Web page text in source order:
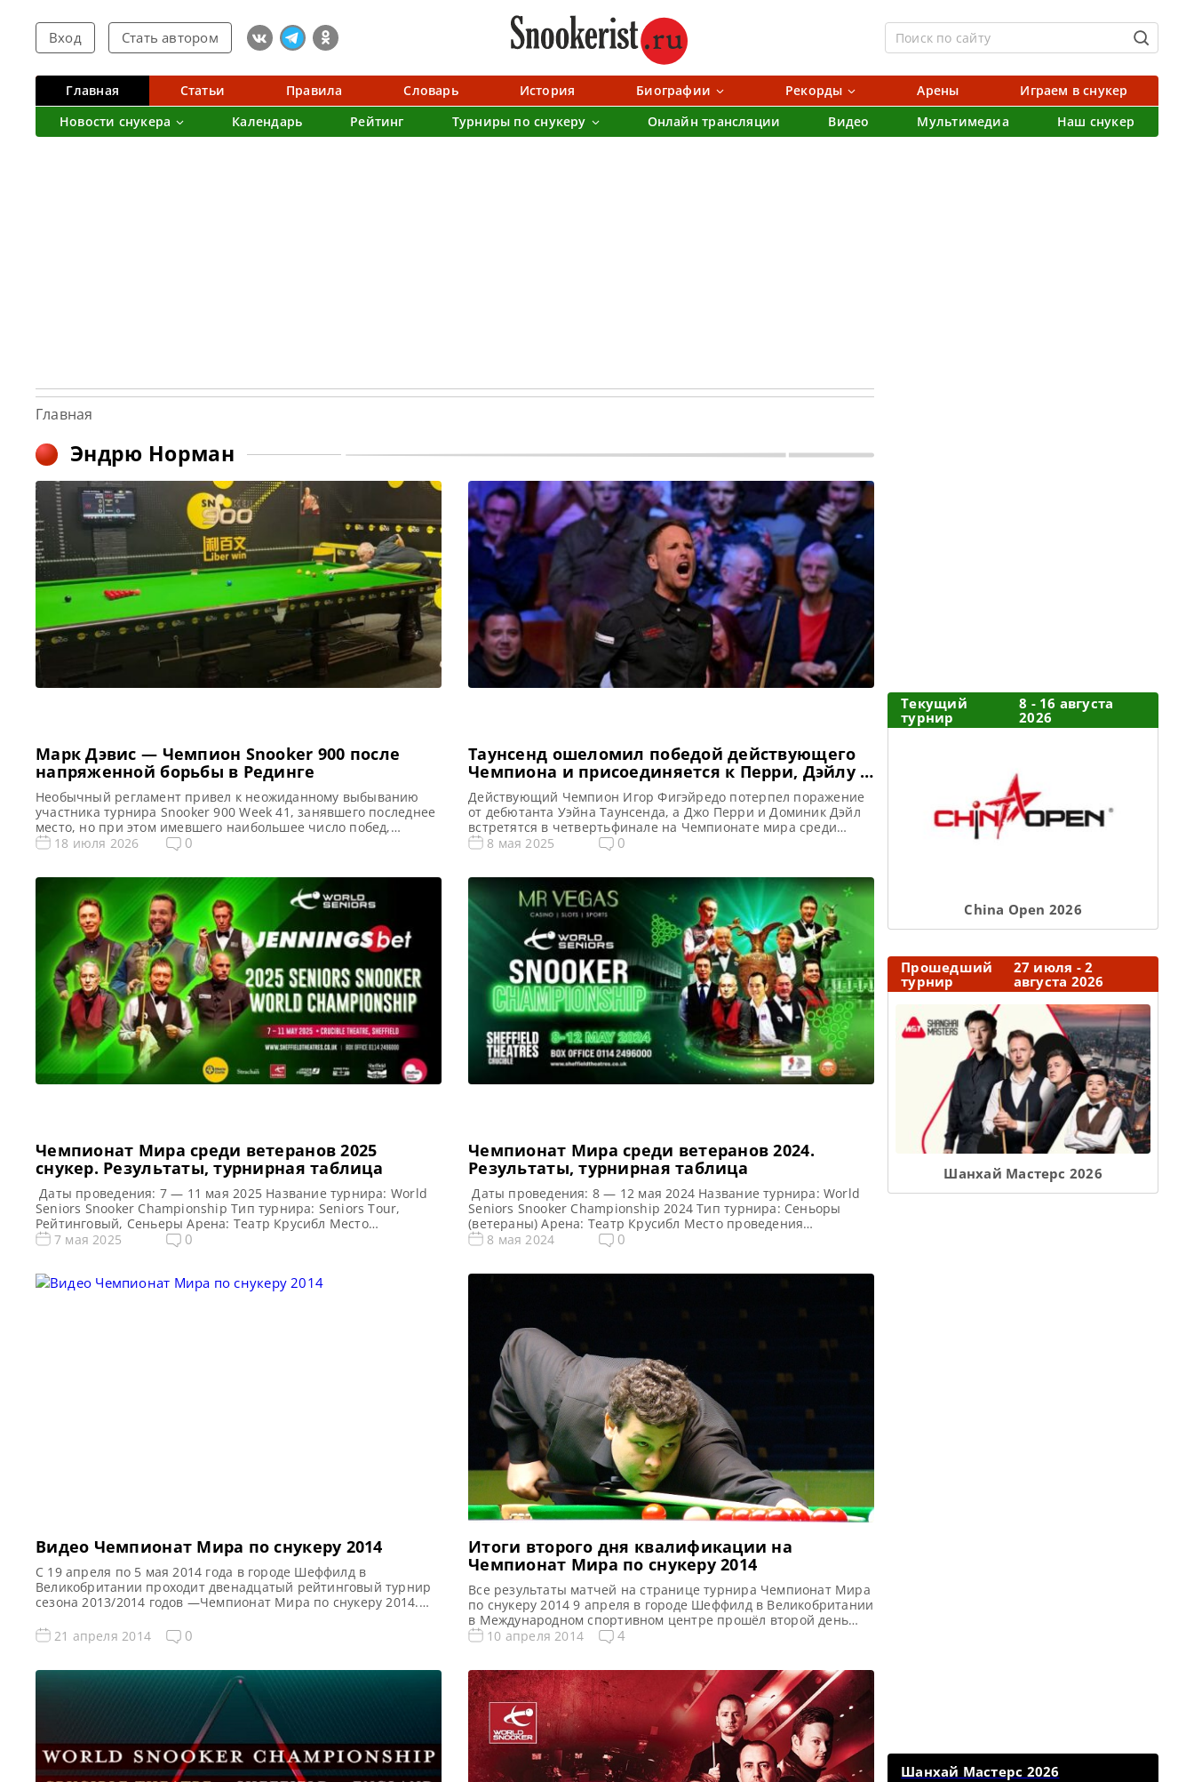
Вход Стать автором
Главная Статьи Правила Словарь История Биографии Рекорды Арены
Играем в снукер
Новости снукера
Календарь Рейтинг Турниры по снукеру Онлайн трансляции Видео Мультимедиа Наш снукер
Главная
Эндрю Норман
Марк Дэвис — Чемпион Snooker 900 после
напряженной борьбы в Рединге
Необычный регламент привел к неожиданному выбыванию
участника турнира Snooker 900 Week 41, занявшего последнее
место, но при этом имевшего наибольшее число побед,
сообщает totallysnookered Бывший Чемпион мира среди
странным завершением группового этапа, когда все пять
участников набрали одинаковое […]
18 июля 2026 0
Таунсенд ошеломил победой действующего
Чемпиона и присоединяется к Перри, Дэйлу и
Канавану в четвертьфинале
Действующий Чемпион Игор Фигэйредо потерпел поражение
от дебютанта Уэйна Таунсенда, а Джо Перри и Доминик Дэйл
встретятся в четвертьфинале на Чемпионате мира среди
ветеранов в Крусибле, сообщает Seniors Snooker В
Игоря Фигэйредо со счетом 4-2 и пробился в четвертьфинал
World Seniors Snooker Championship 2025. […]
8 мая 2025 0
Чемпионат Мира среди ветеранов 2025
снукер. Результаты, турнирная таблица
Даты проведения: 7 — 11 мая 2025 Название турнира: World
Seniors Snooker Championship Тип турнира: Seniors Tour,
Рейтинговый, Сеньеры Арена: Театр Крусибл Место
проведения (населенный пункт, город, страна): Шеффилд,
ветеранов 2025: 1/8 финала 1/4 финала 1/2 финала Финал 7
7 мая 2025 0
Чемпионат Мира среди ветеранов 2024.
Результаты, турнирная таблица
Даты проведения: 8 — 12 мая 2024 Название турнира: World
Seniors Snooker Championship 2024 Тип турнира: Сеньоры
(ветераны) Арена: Театр Крусибл Место проведения
(населенный пункт, город, страна): Шеффилд, Англия,
8 мая 2024 0
Видео Чемпионат Мира по снукеру 2014
С 19 апреля по 5 мая 2014 года в городе Шеффилд в
Великобритании проходит двенадцатый рейтинговый турнир
сезона 2013/2014 годов —Чемпионат Мира по снукеру 2014.
части Чемпионата Мира по снукеру 2014: Финал: 31. Ронни
О’Салливан (0-0) Марк Селби Первая сессия: Вторая сессия:
21 апреля 2014 0
Итоги второго дня квалификации на
Чемпионат Мира по снукеру 2014
Все результаты матчей на странице турнира Чемпионат Мира
по снукеру 2014 9 апреля в городе Шеффилд в Великобритании
в Международном спортивном центре прошёл второй день
квалификационных матчей на 12 рейтинговый турнир по
Чемпионата Мира по снукеру 2014. […]
10 апреля 2014 4
Текущий
турнир
8 - 16 августа
2026
Сhina Open 2026
Прошедший
турнир
27 июля - 2
августа 2026
Шанхай Мастерс 2026
Шанхай Мастерс 2026